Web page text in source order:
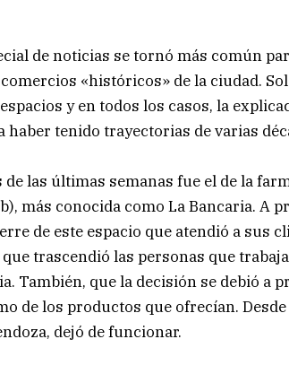
de noticias se tornó más común
«históricos» de la ciudad.
y en todos los casos, la
tenido trayectorias de varias
las últimas semanas fue el de la
más conocida como La Bancaria. A
de este espacio que atendió a sus
trascendió las personas que
También, que la decisión se debió a
de los productos que ofrecían. Desde
dejó de funcionar.